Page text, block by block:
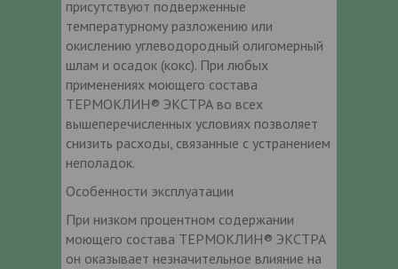
присутствуют подверженные
температурному разложению или
окислению углеводородный олигомерный
шлам и осадок (кокс). При любых
применениях моющего состава
ТЕРМОКЛИН® ЭКСТРА во всех
вышеперечисленных условиях позволяет
снизить расходы, связанные с устранением
неполадок.
Особенности эксплуатации
При низком процентном содержании
моющего состава ТЕРМОКЛИН® ЭКСТРА
он оказывает незначительное влияние на